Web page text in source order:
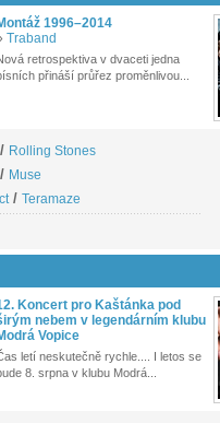
1996–2014
Traband
retrospektiva v dvaceti jedna
přináší průřez proměnlivou...
/ Rolling Stones
/ Muse
/ Teramaze
Koncert pro Kaštánka pod
nebem v legendárním klubu
Vopice
letí neskutečně rychle.... I letos se
8. srpna v klubu Modrá...